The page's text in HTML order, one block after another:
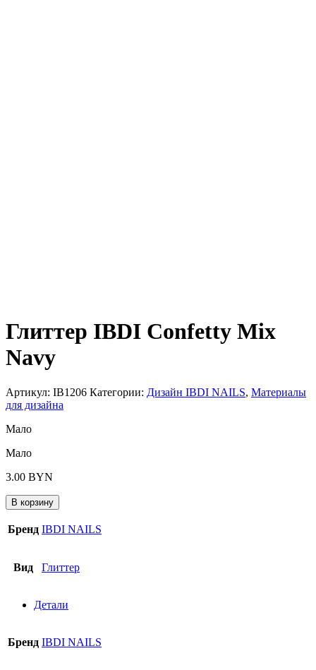
Глиттер IBDI Confetty Mix
Navy
Артикул: IB1206 Категории: Дизайн IBDI NAILS, Материалы
для дизайна
Мало
Мало
3.00 BYN
В корзину
Бренд IBDI NAILS
Вид Глиттер
Детали
Бренд IBDI NAILS